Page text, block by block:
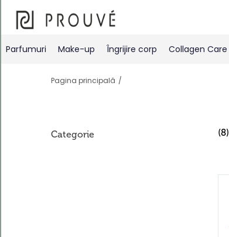
Parfumuri Make-up Îngrijire corp Collagen Care
Pagina principală
Categorie (8)
Filtre